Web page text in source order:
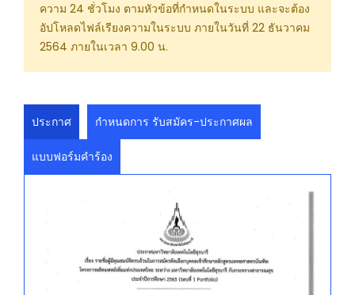
ความ 24 ชั่วโมง ตามหัวข้อที่กำหนดในระบบ และจะต้อง
อัปโหลดไฟล์เรียงความในระบบ ภายในวันที่ 22 ธันวาคม
2564 ภายในเวลา 9.00 น.
ประกาศ กำหนดการ รับสมัคร-ประกาศผล
แบบฟอร์มคำร้อง